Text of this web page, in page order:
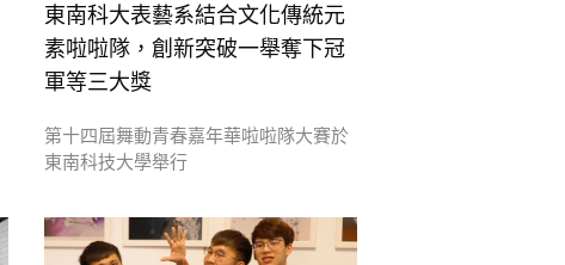
東南科大表藝系結合文化傳統元
素啦啦隊，創新突破一舉奪下冠
軍等三大獎
第十四屆舞動青春嘉年華啦啦隊大賽於
東南科技大學舉行